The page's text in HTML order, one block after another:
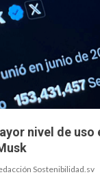
nivel de uso
Sostenibilidad.sv